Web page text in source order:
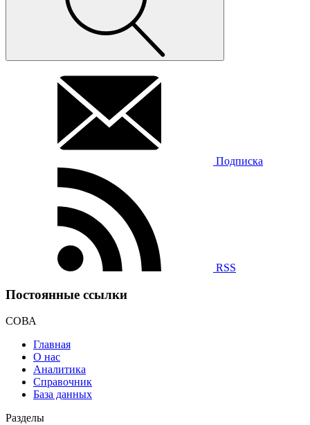
Подписка
RSS
Постоянные ссылки
СОВА
Главная
О нас
Аналитика
Справочник
База данных
Разделы